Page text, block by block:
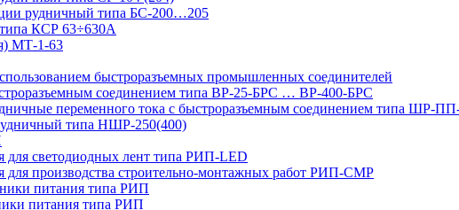
рудничный типа БС-200…205
типа КСР 63÷630А
МТ-1-63
быстроразъемных промышленных соединителей
соединением типа ВР-25-БРС … ВР-400-БРС
переменного тока с быстроразъемным соединением типа ШР-
типа НШР-250(400)
для светодиодных лент типа РИП-LED
для производства строительно-монтажных работ РИП-СМР
питания типа РИП
питания типа РИП